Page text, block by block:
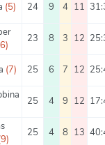
(5) 24 9 4 11
23 8 3 12
(7) 25 6 7 12
25 4 9 12
25 4 8 13